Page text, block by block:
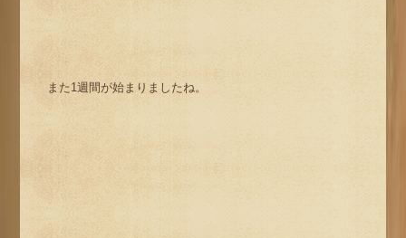
また1週間が始まりましたね。